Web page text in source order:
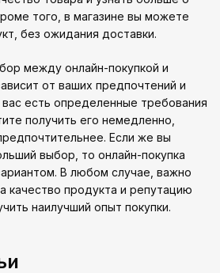
того, в магазине вы можете
без ожидания доставки.
между онлайн-покупкой и
от ваших предпочтений и
есть определенные требования
получить его немедленно,
Если же вы
выбор, то онлайн-покупка
В любом случае, важно
качество продукта и репутацию
наилучший опыт покупки.